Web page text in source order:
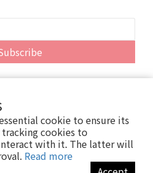
cookie to ensure its
cookies to
with it. The latter will
Read more